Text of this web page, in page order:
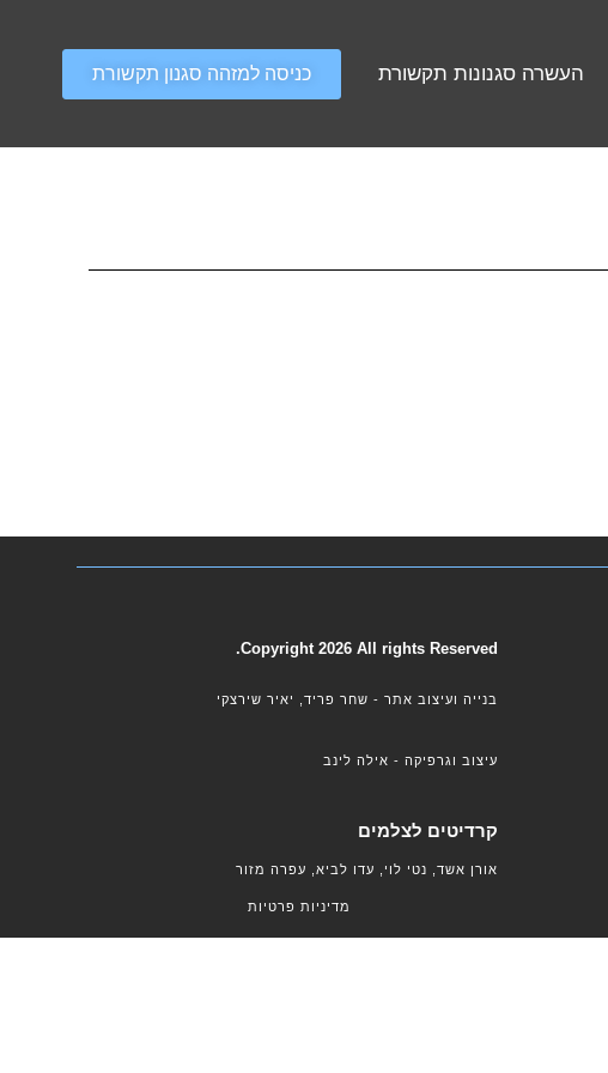
העשרה סגנונות תקשורת כניסה למזהה סגנון תקשורת
Copyright 2026 All rights Reserved.
בנייה ועיצוב אתר - שחר פריד, יאיר שירצקי
עיצוב וגרפיקה - אילה לינב
קרדיטים לצלמים
אורן אשד, נטי לוי, עדו לביא, עפרה מזור
מדיניות פרטיות